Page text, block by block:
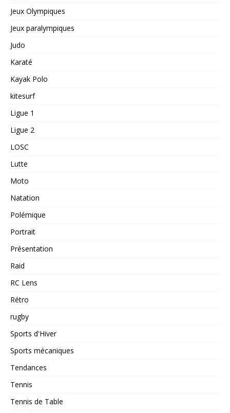
Jeux Olympiques
Jeux paralympiques
Judo
Karaté
Kayak Polo
kitesurf
Ligue 1
Ligue 2
LOSC
Lutte
Moto
Natation
Polémique
Portrait
Présentation
Raid
RC Lens
Rétro
rugby
Sports d'Hiver
Sports mécaniques
Tendances
Tennis
Tennis de Table